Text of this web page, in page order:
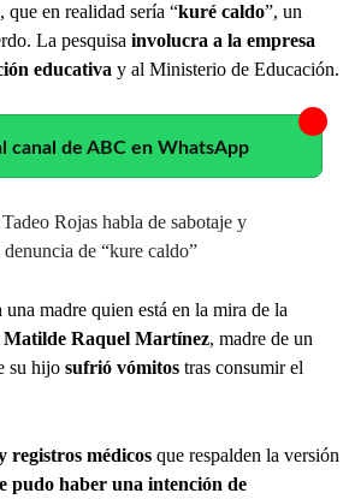
, que en realidad sería “kuré caldo”, un
La pesquisa involucra a la empresa
educativa y al Ministerio de Educación.
canal de ABC en WhatsApp
Rojas habla de sabotaje y
de “kure caldo”
madre quien está en la mira de la
Matilde Raquel Martínez, madre de un
su hijo sufrió vómitos tras consumir el
registros médicos que respalden la versión
pudo haber una intención de